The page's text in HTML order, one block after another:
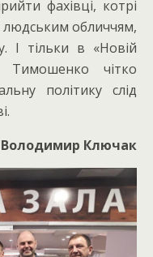
фахівці, котрі
людським обличчям,
І тільки в «Новій
Тимошенко чітко
політику слід
Володимир Ключак